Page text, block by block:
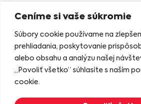
Ceníme si vaše súkromie
Súbory cookie používame na
prehliadania, poskytovanie
alebo obsahu a analýzu našej
„Povoliť všetko“ súhlasíte s naším
cookie.
Kamenná predajňa
Nám. gen. Štefaníka 7
06401 Stará Ľubovňa